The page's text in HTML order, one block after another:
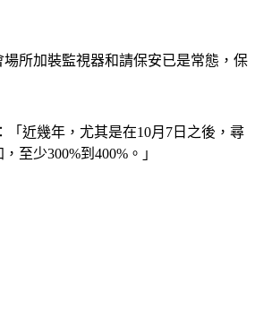
所加裝監視器和請保安已是常態，保
「近幾年，尤其是在10月7日之後，尋
至少300%到400%。」